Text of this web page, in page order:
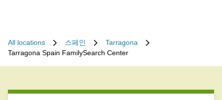
All locations 스페인
Tarragona
Tarragona Spain FamilySearch Center